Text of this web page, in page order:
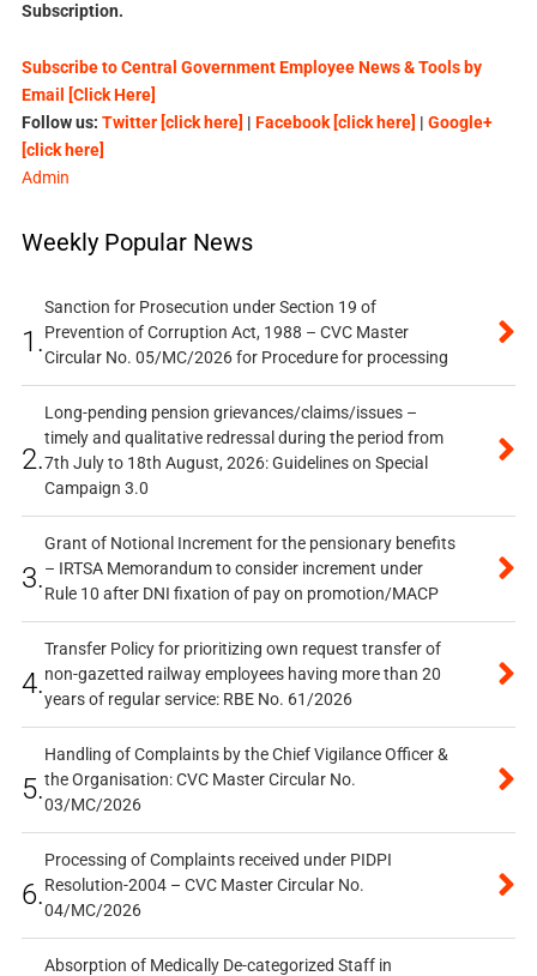
Subscription.
Subscribe to Central Government Employee News & Tools by
Email [Click Here]
Follow us: Twitter [click here] | Facebook [click here] | Google+
[click here]
Admin
Weekly Popular News
1.
Sanction for Prosecution under Section 19 of
Prevention of Corruption Act, 1988 – CVC Master
Circular No. 05/MC/2026 for Procedure for processing
2.
Long-pending pension grievances/claims/issues –
timely and qualitative redressal during the period from
7th July to 18th August, 2026: Guidelines on Special
Campaign 3.0
3.
Grant of Notional Increment for the pensionary benefits
– IRTSA Memorandum to consider increment under
Rule 10 after DNI fixation of pay on promotion/MACP
4.
Transfer Policy for prioritizing own request transfer of
non-gazetted railway employees having more than 20
years of regular service: RBE No. 61/2026
5.
Handling of Complaints by the Chief Vigilance Officer &
the Organisation: CVC Master Circular No.
03/MC/2026
6.
Processing of Complaints received under PIDPI
Resolution-2004 – CVC Master Circular No.
04/MC/2026
Absorption of Medically De-categorized Staff in